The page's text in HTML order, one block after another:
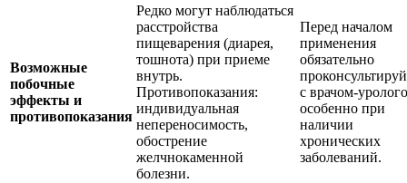
Возможные
побочные
эффекты и
противопоказания
Редко могут наблюдаться
расстройства
пищеварения (диарея,
тошнота) при приеме
внутрь.
Противопоказания:
индивидуальная
непереносимость,
обострение
желчнокаменной
болезни.
Перед началом
применения
обязательно
с врачом-
особенно при
наличии
хронических
заболеваний.